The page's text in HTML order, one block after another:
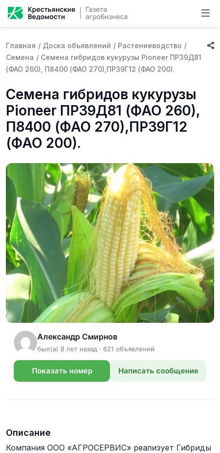
Главная / Доска объявлений / Растениеводство /
Семена / Семена гибридов кукурузы Pioneer ПР39Д81
(ФАО 260), П8400 (ФАО 270),ПР39Г12 (ФАО 200).
Семена гибридов кукурузы
Pioneer ПР39Д81 (ФАО 260),
П8400 (ФАО 270),ПР39Г12
(ФАО 200).
Александр Смирнов
был(а) 8 лет назад · 621 объявлений
Показать номер Написать сообщение
Описание
Компания ООО «АГРОСЕРВИС» реализует Гибриды